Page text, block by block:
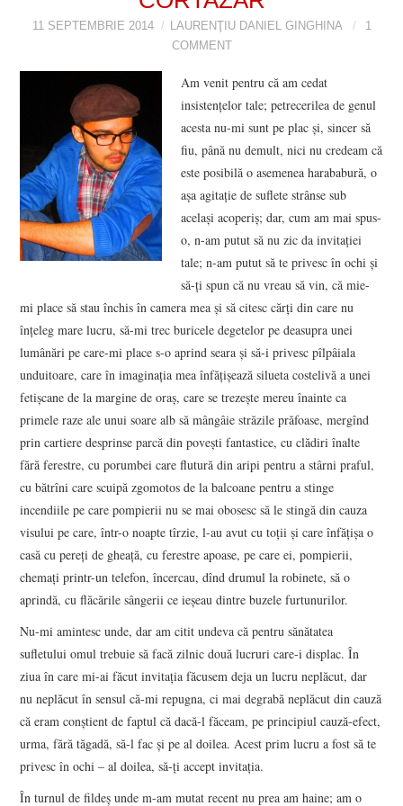
VIZIUNI ȘI SPECTRE
CONTRAPAGINI
CARTE & FILM
SUSPANS
NUMĂRUL 48 /
MARTIE 2018
NUMĂRUL 49 /
APRILIE 2018
11 SEPTEMBRIE 2014 LAURENŢIU DANIEL GINGHINA
1
COMMENT
Am venit pentru că am cedat
insistenţelor tale; petrecerilea de genul
acesta nu-mi sunt pe plac şi, sincer să
fiu, până nu demult, nici nu credeam că
este posibilă o asemenea harababură, o
aşa agitaţie de suflete strânse sub
acelaşi acoperiş; dar, cum am mai spus-
o, n-am putut să nu zic da invitaţiei
tale; n-am putut să te privesc în ochi şi
să-ţi spun că nu vreau să vin, că mie-
mi place să stau închis în camera mea şi să citesc cărţi din care nu
înţeleg mare lucru, să-mi trec buricele degetelor pe deasupra unei
lumânări pe care-mi place s-o aprind seara şi să-i privesc pîlpâiala
unduitoare, care în imaginaţia mea înfăţişează silueta costelivă a unei
fetişcane de la margine de oraş, care se trezeşte mereu înainte ca
primele raze ale unui soare alb să mângâie străzile prăfoase, mergînd
prin cartiere desprinse parcă din poveşti fantastice, cu clădiri înalte
fără ferestre, cu porumbei care flutură din aripi pentru a stârni praful,
cu bătrîni care scuipă zgomotos de la balcoane pentru a stinge
incendiile pe care pompierii nu se mai obosesc să le stingă din cauza
visului pe care, într-o noapte tîrzie, l-au avut cu toţii şi care înfăţişa o
casă cu pereţi de gheaţă, cu ferestre apoase, pe care ei, pompierii,
chemaţi printr-un telefon, încercau, dînd drumul la robinete, să o
aprindă, cu flăcările sângerii ce ieşeau dintre buzele furtunurilor.
Nu-mi amintesc unde, dar am citit undeva că pentru sănătatea
sufletului omul trebuie să facă zilnic două lucruri care-i displac. În
ziua în care mi-ai făcut invitaţia făcusem deja un lucru neplăcut, dar
nu neplăcut în sensul că-mi repugna, ci mai degrabă neplăcut din cauză
că eram conştient de faptul că dacă-l făceam, pe principiul cauză-efect,
urma, fără tăgadă, să-l fac şi pe al doilea. Acest prim lucru a fost să te
privesc în ochi – al doilea, să-ţi accept invitaţia.
În turnul de fildeş unde m-am mutat recent nu prea am haine; am o